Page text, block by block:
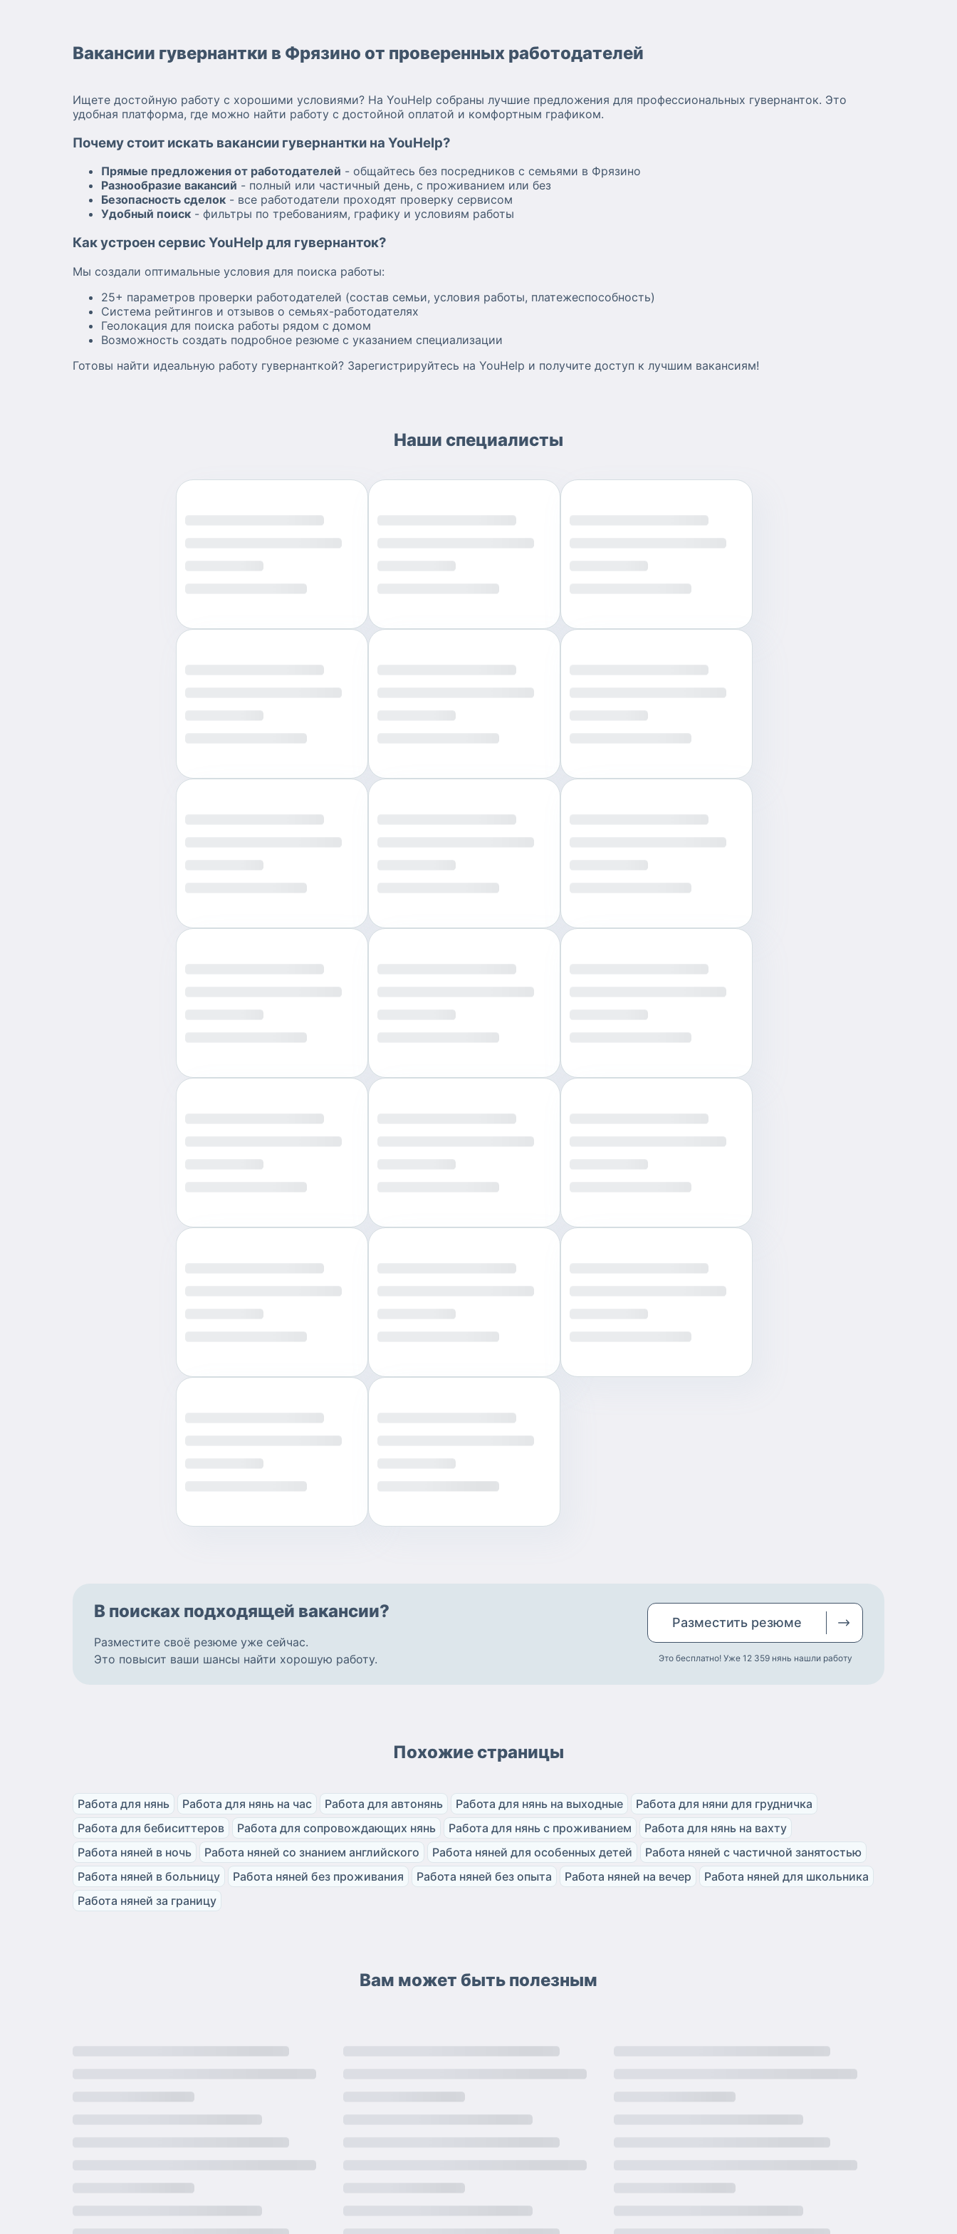
Вакансии гувернантки в Фрязино от проверенных работодателей
Ищете достойную работу с хорошими условиями? На YouHelp собраны лучшие предложения для профессиональных гувернанток. Это
удобная платформа, где можно найти работу с достойной оплатой и комфортным графиком.
Почему стоит искать вакансии гувернантки на YouHelp?
Прямые предложения от работодателей - общайтесь без посредников с семьями в Фрязино
Разнообразие вакансий - полный или частичный день, с проживанием или без
Безопасность сделок - все работодатели проходят проверку сервисом
Удобный поиск - фильтры по требованиям, графику и условиям работы
Как устроен сервис YouHelp для гувернанток?
Мы создали оптимальные условия для поиска работы:
25+ параметров проверки работодателей (состав семьи, условия работы, платежеспособность)
Система рейтингов и отзывов о семьях-работодателях
Геолокация для поиска работы рядом с домом
Возможность создать подробное резюме с указанием специализации
Готовы найти идеальную работу гувернанткой? Зарегистрируйтесь на YouHelp и получите доступ к лучшим вакансиям!
Наши специалисты
В поисках подходящей вакансии?
Разместите своё резюме уже сейчас.
Это повысит ваши шансы найти хорошую работу.
Разместить резюме
Это бесплатно! Уже 12 359 нянь нашли работу
Похожие страницы
Работа для нянь Работа для нянь на час Работа для автонянь Работа для нянь на выходные
Работа для няни для грудничка
Работа для бебиситтеров
Работа для сопровождающих нянь Работа для нянь с проживанием
Работа для нянь на вахту
Работа няней в ночь
Работа няней со знанием английского Работа няней для особенных детей
Работа няней с частичной занятостью
Работа няней в больницу
Работа няней без проживания Работа няней без опыта Работа няней на вечер
Работа няней для школьника
Работа няней за границу
Вам может быть полезным